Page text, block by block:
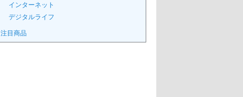
インターネット
デジタルライフ
注目商品